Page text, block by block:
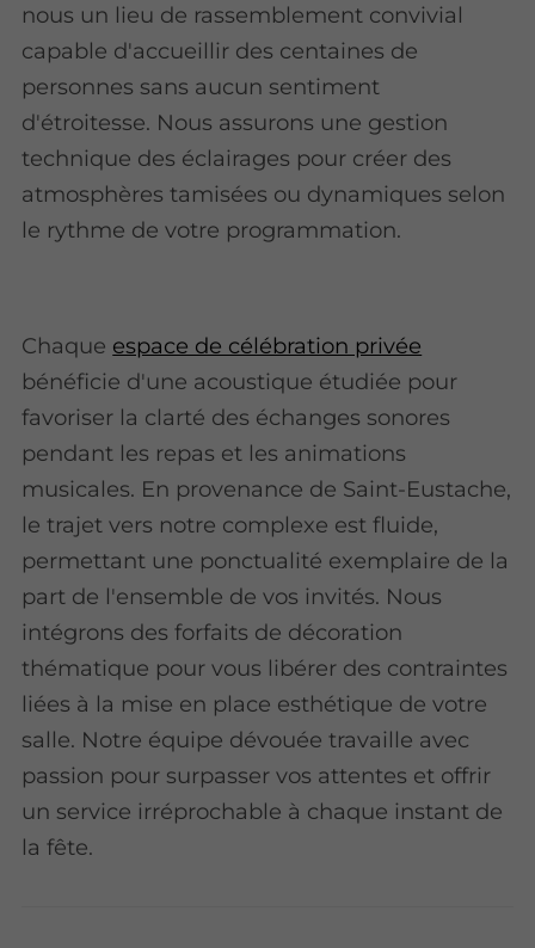
nous un lieu de rassemblement convivial
capable d'accueillir des centaines de
personnes sans aucun sentiment
d'étroitesse. Nous assurons une gestion
technique des éclairages pour créer des
atmosphères tamisées ou dynamiques selon
le rythme de votre programmation.
Chaque espace de célébration privée
bénéficie d'une acoustique étudiée pour
favoriser la clarté des échanges sonores
pendant les repas et les animations
musicales. En provenance de Saint-Eustache,
le trajet vers notre complexe est fluide,
permettant une ponctualité exemplaire de la
part de l'ensemble de vos invités. Nous
intégrons des forfaits de décoration
thématique pour vous libérer des contraintes
liées à la mise en place esthétique de votre
salle. Notre équipe dévouée travaille avec
passion pour surpasser vos attentes et offrir
un service irréprochable à chaque instant de
la fête.